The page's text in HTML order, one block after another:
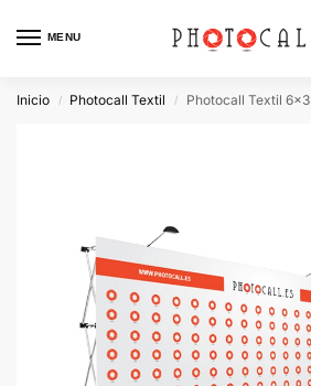
MENU
Inicio / Photocall Textil / Photocall Textil 6×3